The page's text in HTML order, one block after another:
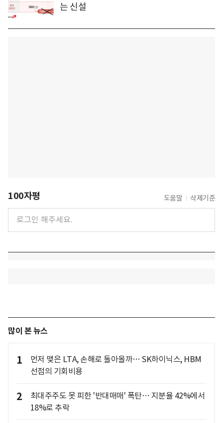
는 신설
100자평 도움말 삭제기준
많이 본 뉴스
1
먼저 맺은 LTA, 손해로 돌아올까… SK하이닉스, HBM
선점의 기회비용
2
최대주주도 못 피한 '반대매매' 폭탄… 지분율 42%에서
18%로 추락